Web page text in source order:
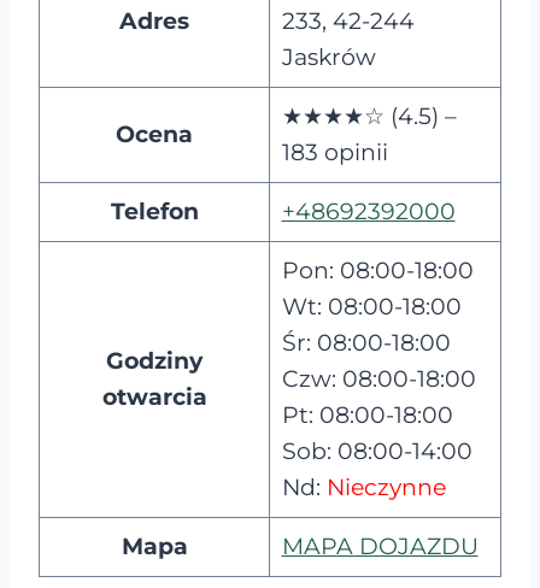
Adres
233, 42-244
Jaskrów
Ocena
★★★★☆ (4.5) –
183 opinii
Telefon +48692392000
Godziny
otwarcia
Pon: 08:00-18:00
Wt: 08:00-18:00
Śr: 08:00-18:00
Czw: 08:00-18:00
Pt: 08:00-18:00
Sob: 08:00-14:00
Nd: Nieczynne
Mapa MAPA DOJAZDU